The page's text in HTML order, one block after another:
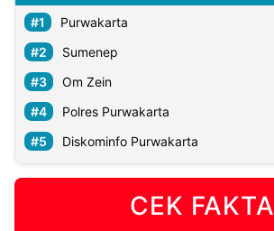
Purwakarta
Sumenep
Om Zein
Polres Purwakarta
Diskominfo Purwakarta
CEK FAKTA